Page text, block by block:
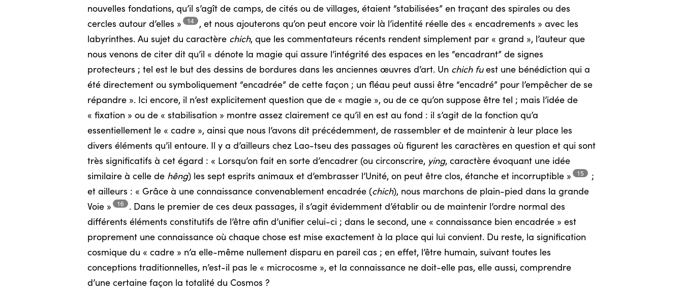
nouvelles fondations, qu’il s’agît de camps, de cités ou de villages, étaient “stabilisées” en traçant des spirales ou des
cercles autour d’elles » 14 , et nous ajouterons qu’on peut encore voir là l’identité réelle des « encadrements » avec les
labyrinthes. Au sujet du caractère chich, que les commentateurs récents rendent simplement par « grand », l’auteur que
nous venons de citer dit qu’il « dénote la magie qui assure l’intégrité des espaces en les “encadrant” de signes
protecteurs ; tel est le but des dessins de bordures dans les anciennes œuvres d’art. Un chich fuest une bénédiction qui a
été directement ou symboliquement “encadrée” de cette façon ; un fléau peut aussi être “encadré” pour l’empêcher de se
répandre ». Ici encore, il n’est explicitement question que de « magie », ou de ce qu’on suppose être tel ; mais l’idée de
« fixation » ou de « stabilisation » montre assez clairement ce qu’il en est au fond : il s’agit de la fonction qu’a
essentiellement le « cadre », ainsi que nous l’avons dit précédemment, de rassembler et de maintenir à leur place les
divers éléments qu’il entoure. Il y a d’ailleurs chez Lao-tseu des passages où figurent les caractères en question et qui sont
très significatifs à cet égard : « Lorsqu’on fait en sorte d’encadrer (ou circonscrire, ying, caractère évoquant une idée
similaire à celle de hêng) les sept esprits animaux et d’embrasser l’Unité, on peut être clos, étanche et incorruptible » 15
;
et ailleurs : « Grâce à une connaissance convenablement encadrée (chich), nous marchons de plain-pied dans la grande
Voie »
16 .Dans le premier de ces deux passages, il s’agit évidemment d’établir ou de maintenir l’ordre normal des
différents éléments constitutifs de l’être afin d’unifier celui-ci ; dans le second, une « connaissance bien encadrée » est
proprement une connaissance où chaque chose est mise exactement à la place qui lui convient. Du reste, la signification
cosmique du « cadre » n’a elle-même nullement disparu en pareil cas ; en effet, l’être humain, suivant toutes les
conceptions traditionnelles, n’est-il pas le « microcosme », et la connaissance ne doit-elle pas, elle aussi, comprendre
d’une certaine façon la totalité du Cosmos ?